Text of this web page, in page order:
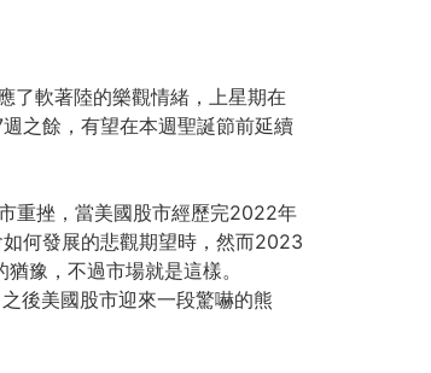
了軟著陸的樂觀情緒，上星期在
之餘， 有望在本週聖誕節前延續
重挫， 當美國股市經歷完2022年
何發展的悲觀期望時， 然而2023
豫，不過市場就是這樣。
之後美國股市迎來一段驚嚇的熊